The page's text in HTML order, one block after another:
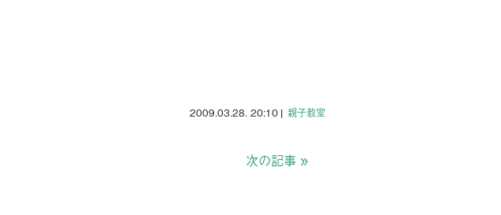
2009.03.28. 20:10 | 親子教室
次の記事 »